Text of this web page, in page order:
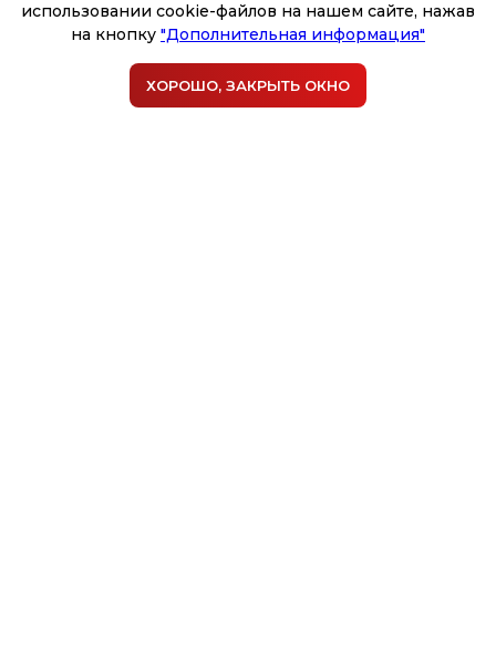
использовании cookie-файлов на нашем сайте, нажав
на кнопку "Дополнительная информация"
ХОРОШО, ЗАКРЫТЬ ОКНО